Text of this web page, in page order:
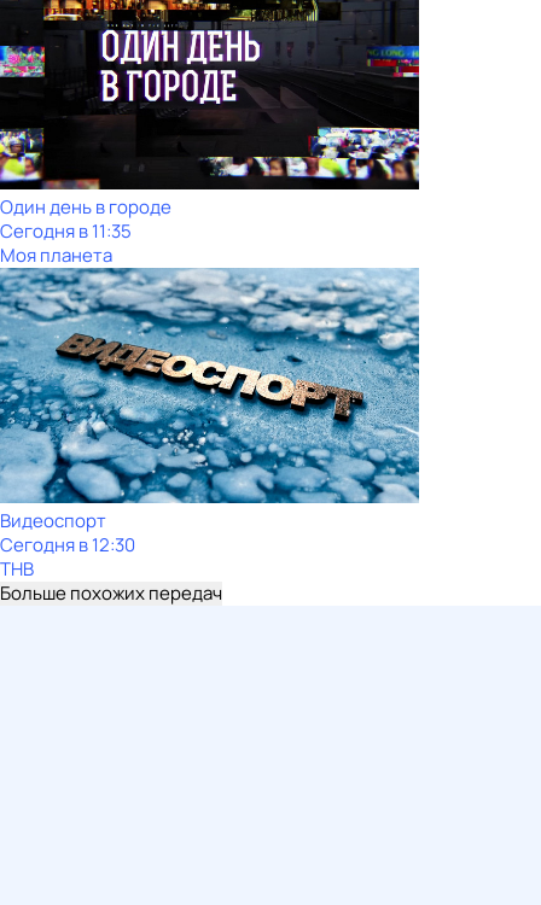
Один день в городе
Сегодня в 11:35
Моя планета
Видеоспорт
Сегодня в 12:30
ТНВ
Больше похожих передач